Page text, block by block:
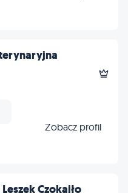
Zobacz profil
Czokajło